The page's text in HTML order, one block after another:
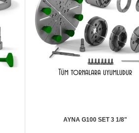
AYNA G100 SET 3 1/8"